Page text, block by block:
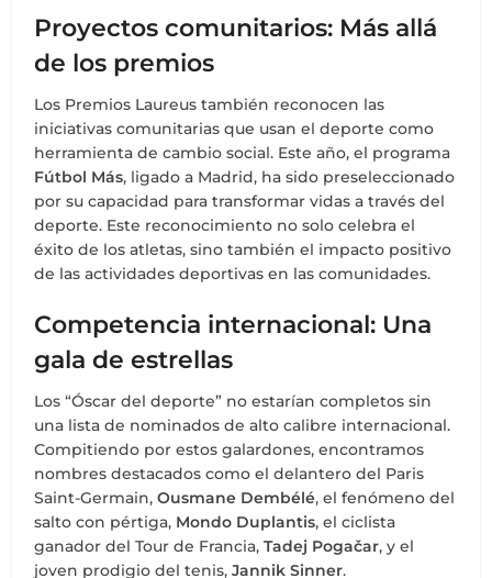
Proyectos comunitarios: Más allá
de los premios
Los Premios Laureus también reconocen las
iniciativas comunitarias que usan el deporte como
herramienta de cambio social. Este año, el programa
Fútbol Más, ligado a Madrid, ha sido preseleccionado
por su capacidad para transformar vidas a través del
deporte. Este reconocimiento no solo celebra el
éxito de los atletas, sino también el impacto positivo
de las actividades deportivas en las comunidades.
Competencia internacional: Una
gala de estrellas
Los “Óscar del deporte” no estarían completos sin
una lista de nominados de alto calibre internacional.
Compitiendo por estos galardones, encontramos
nombres destacados como el delantero del Paris
Saint-Germain,Ousmane Dembélé, el fenómeno del
salto con pértiga, Mondo Duplantis, el ciclista
ganador del Tour de Francia,Tadej Pogačar, y el
joven prodigio del tenis,Jannik Sinner.